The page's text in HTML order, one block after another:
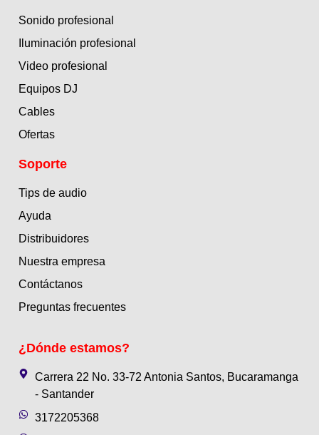
Sonido profesional
Iluminación profesional
Video profesional
Equipos DJ
Cables
Ofertas
Soporte
Tips de audio
Ayuda
Distribuidores
Nuestra empresa
Contáctanos
Preguntas frecuentes
¿Dónde estamos?
Carrera 22 No. 33-72 Antonia Santos, Bucaramanga
- Santander
3172205368